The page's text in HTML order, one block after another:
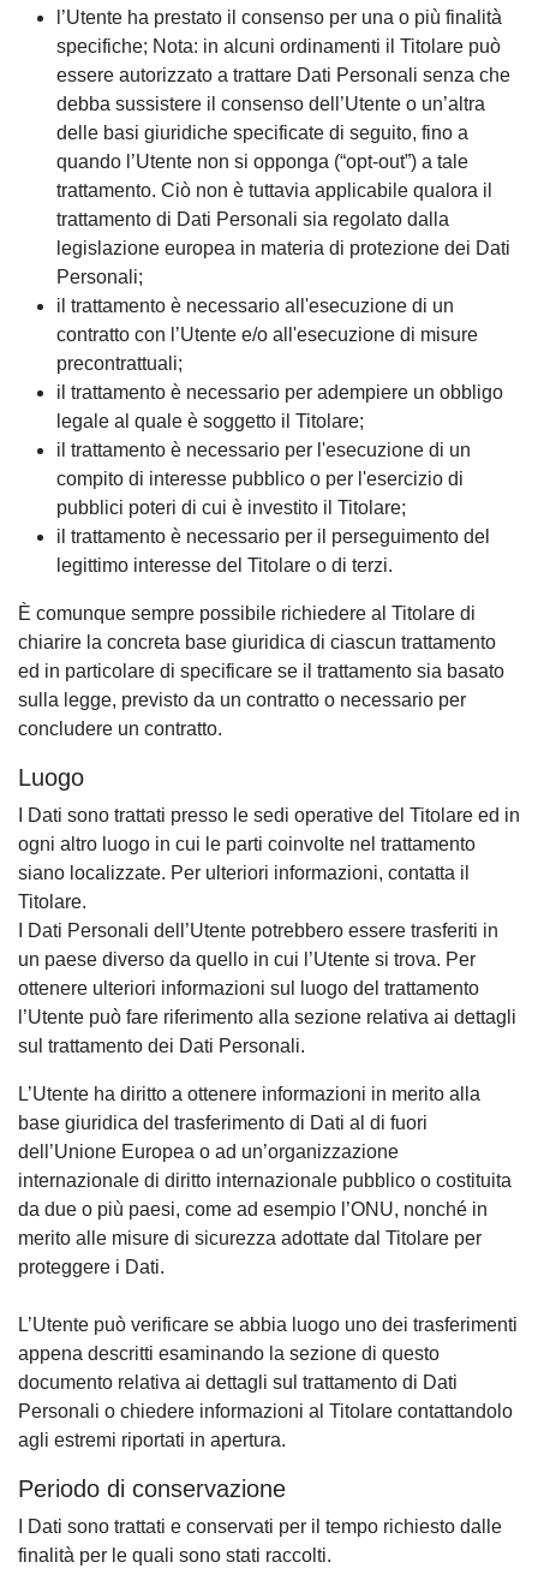
l’Utente ha prestato il consenso per una o più finalità
specifiche; Nota: in alcuni ordinamenti il Titolare può
essere autorizzato a trattare Dati Personali senza che
debba sussistere il consenso dell’Utente o un’altra
delle basi giuridiche specificate di seguito, fino a
quando l’Utente non si opponga (“opt-out”) a tale
trattamento. Ciò non è tuttavia applicabile qualora il
trattamento di Dati Personali sia regolato dalla
legislazione europea in materia di protezione dei Dati
Personali;
il trattamento è necessario all'esecuzione di un
contratto con l’Utente e/o all'esecuzione di misure
precontrattuali;
il trattamento è necessario per adempiere un obbligo
legale al quale è soggetto il Titolare;
il trattamento è necessario per l'esecuzione di un
compito di interesse pubblico o per l'esercizio di
pubblici poteri di cui è investito il Titolare;
il trattamento è necessario per il perseguimento del
legittimo interesse del Titolare o di terzi.
È comunque sempre possibile richiedere al Titolare di
chiarire la concreta base giuridica di ciascun trattamento
ed in particolare di specificare se il trattamento sia basato
sulla legge, previsto da un contratto o necessario per
concludere un contratto.
Luogo
I Dati sono trattati presso le sedi operative del Titolare ed in
ogni altro luogo in cui le parti coinvolte nel trattamento
siano localizzate. Per ulteriori informazioni, contatta il
Titolare.
I Dati Personali dell’Utente potrebbero essere trasferiti in
un paese diverso da quello in cui l’Utente si trova. Per
ottenere ulteriori informazioni sul luogo del trattamento
l’Utente può fare riferimento alla sezione relativa ai dettagli
sul trattamento dei Dati Personali.
L’Utente ha diritto a ottenere informazioni in merito alla
base giuridica del trasferimento di Dati al di fuori
dell’Unione Europea o ad un’organizzazione
internazionale di diritto internazionale pubblico o costituita
da due o più paesi, come ad esempio l’ONU, nonché in
merito alle misure di sicurezza adottate dal Titolare per
proteggere i Dati.
L’Utente può verificare se abbia luogo uno dei trasferimenti
appena descritti esaminando la sezione di questo
documento relativa ai dettagli sul trattamento di Dati
Personali o chiedere informazioni al Titolare contattandolo
agli estremi riportati in apertura.
Periodo di conservazione
I Dati sono trattati e conservati per il tempo richiesto dalle
finalità per le quali sono stati raccolti.